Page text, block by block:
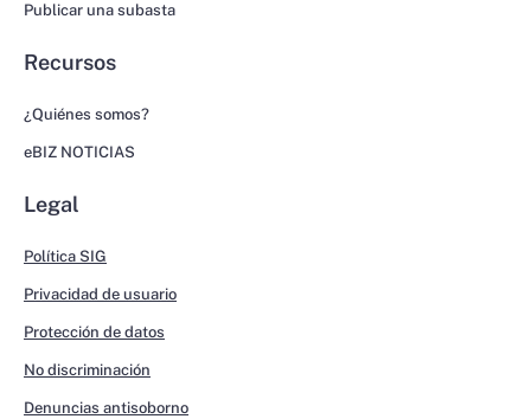
Publicar una subasta
Recursos
¿Quiénes somos?
eBIZ NOTICIAS
Legal
Política SIG
Privacidad de usuario
Protección de datos
No discriminación
Denuncias antisoborno